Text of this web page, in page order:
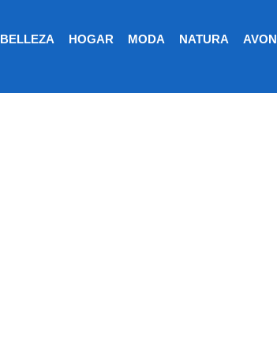
BELLEZA HOGAR MODA NATURA AVON